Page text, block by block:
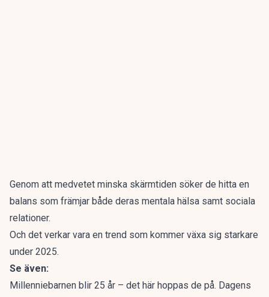
Genom att medvetet minska skärmtiden söker de hitta en
balans som främjar både deras mentala hälsa samt sociala
relationer.
Och det verkar vara en trend som kommer växa sig starkare
under 2025.
Se även:
Millenniebarnen blir 25 år – det här hoppas de på. Dagens